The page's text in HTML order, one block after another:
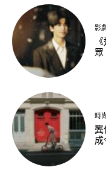
影
時
龔
成